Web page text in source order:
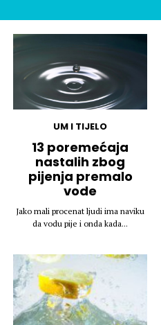
UM I TIJELO
13 poremećaja
nastalih zbog
pijenja premalo
vode
Jako mali procenat ljudi ima naviku
da vodu pije i onda kada...